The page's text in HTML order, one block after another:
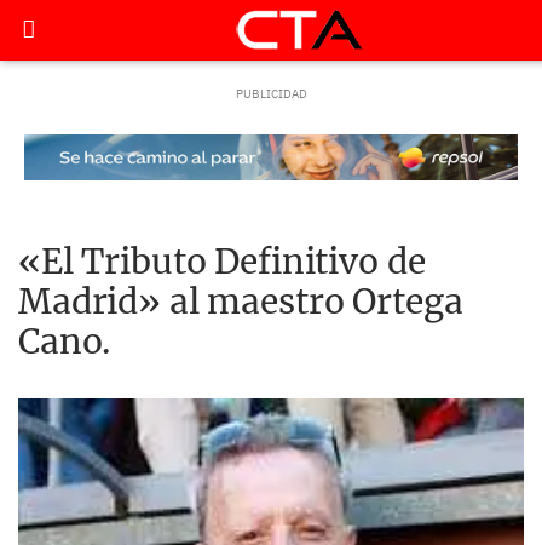
«El Tributo Definitivo de
Madrid» al maestro Ortega
Cano.